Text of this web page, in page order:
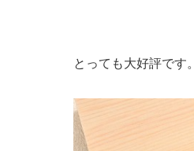
とっても大好評です。